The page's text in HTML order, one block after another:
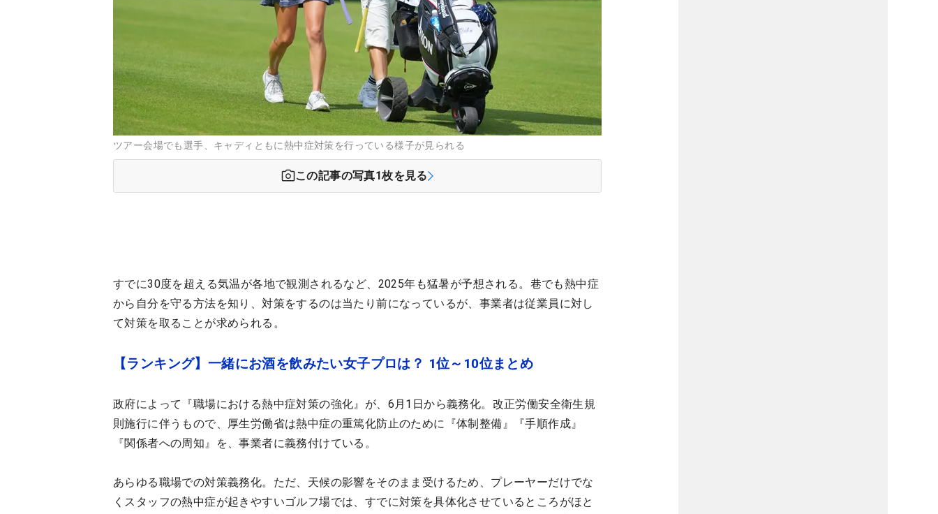
ツアー会場でも選手、キャディともに熱中症対策を行っている様子が見られる
この記事の写真1枚を見る
すでに30度を超える気温が各地で観測されるなど、2025年も猛暑が予想される。巷でも熱中症
から自分を守る方法を知り、対策をするのは当たり前になっているが、事業者は従業員に対し
て対策を取ることが求められる。
【ランキング】一緒にお酒を飲みたい女子プロは？ 1位～10位まとめ
政府によって『職場における熱中症対策の強化』が、6月1日から義務化。改正労働安全衛生規
則施行に伴うもので、厚生労働省は熱中症の重篤化防止のために『体制整備』『手順作成』
『関係者への周知』を、事業者に義務付けている。
あらゆる職場での対策義務化。ただ、天候の影響をそのまま受けるため、プレーヤーだけでな
くスタッフの熱中症が起きやすいゴルフ場では、すでに対策を具体化させているところがほと